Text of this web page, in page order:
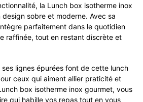
la Lunch box isotherme inox
sobre et moderne. Avec sa
parfaitement dans le quotidien
raffinée, tout en restant discrète et
lignes épurées font de cette lunch
ceux qui aiment allier praticité et
box isotherme inox gourmet, vous
qui habille vos repas tout en vous